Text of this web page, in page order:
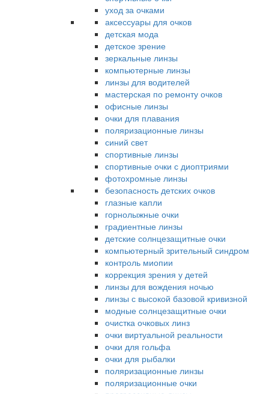
уход за очками
аксессуары для очков
детская мода
детское зрение
зеркальные линзы
компьютерные линзы
линзы для водителей
мастерская по ремонту очков
офисные линзы
очки для плавания
поляризационные линзы
синий свет
спортивные линзы
спортивные очки с диоптриями
фотохромные линзы
безопасность детских очков
глазные капли
горнолыжные очки
градиентные линзы
детские солнцезащитные очки
компьютерный зрительный синдром
контроль миопии
коррекция зрения у детей
линзы для вождения ночью
линзы с высокой базовой кривизной
модные солнцезащитные очки
очистка очковых линз
очки виртуальной реальности
очки для гольфа
очки для рыбалки
поляризационные линзы
поляризационные очки